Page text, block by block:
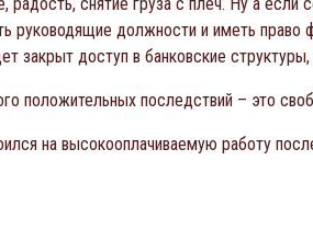
руководящие должности и иметь
закрыт доступ в банковские
положительных последствий – это
на высокооплачиваемую работу